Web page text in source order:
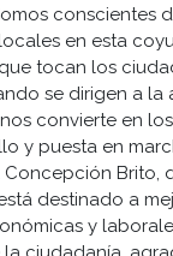
conscientes
en esta
tocan los
se dirigen a la
convierte en
y puesta en
Brito,
destinado a
y